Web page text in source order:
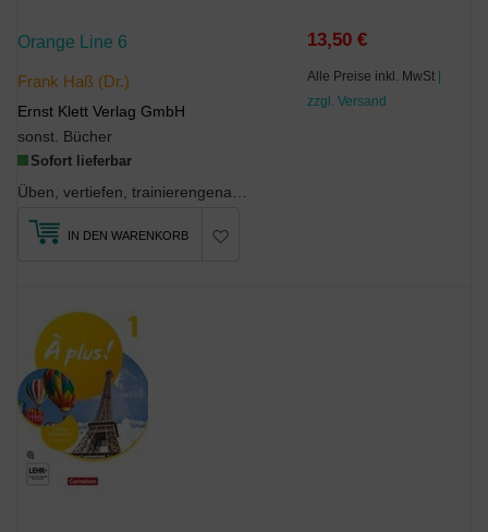
Orange Line 6
Frank Haß (Dr.)
Ernst Klett Verlag GmbH
sonst. Bücher
Sofort lieferbar
13,50 €
Alle Preise inkl. MwSt |
zzgl. Versand
IN DEN WARENKORB